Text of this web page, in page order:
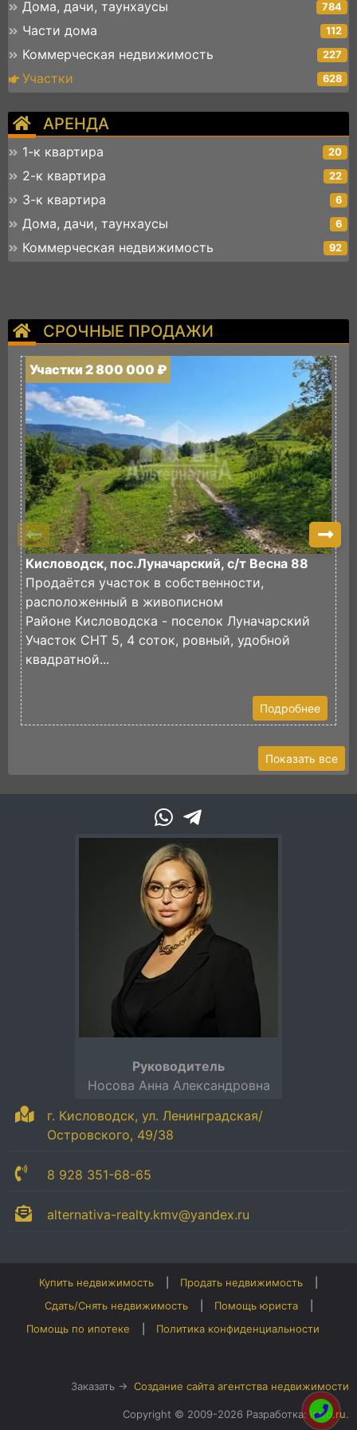
Дома, дачи, таунхаусы 784
Части дома 112
Коммерческая недвижимость 227
Участки 628
АРЕНДА
1-к квартира 20
2-к квартира 22
3-к квартира 6
Дома, дачи, таунхаусы 6
Коммерческая недвижимость 92
СРОЧНЫЕ ПРОДАЖИ
Участки 2 800 000 ₽
Кисловодск, пос.Луначарский, с/т Весна 88
Продаётся участок в собственности,
расположенный в живописном
Районе Кисловодска - поселок Луначарский
Участок СНТ 5, 4 соток, ровный, удобной
квадратной...
Подробнее
Показать все
г. Кисловодск, ул. Ленинградская/
Островского, 49/38
8 928 351-68-65
alternativa-realty.kmv@yandex.ru
Руководитель
Носова Анна Александровна
Купить недвижимость
Продать недвижимость
Сдать/Снять недвижимость
Помощь юриста
Помощь по ипотеке
Политика конфиденциальности
Заказать → Создание сайта агентства недвижимости
Copyright © 2009-2026 Разработка:irato.ru.